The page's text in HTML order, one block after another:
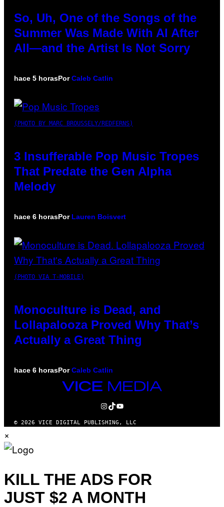
So, Uh, One of the Songs of the
Summer Was Made With AI After
All—and the Artist Is Not Sorry
hace 5 horasPorCaleb Catlin
(PHOTO BY MARC BROUSSELY/REDFERNS)
3 Insufferable Pop Music Tropes
That Predate the Gen Alpha
Melody
hace 6 horasPor Lauren Boisvert
(PHOTO VIA T-MOBILE)
Monoculture is Dead, and
Lollapalooza Proved Why That’s
Actually a Great Thing
hace 6 horasPorCaleb Catlin
VICE
INSTAGRAM
TIKTOK
YOUTUBE
© 2026 VICE DIGITAL PUBLISHING, LLC
×
KILL THE ADS FOR
JUST $2 A MONTH